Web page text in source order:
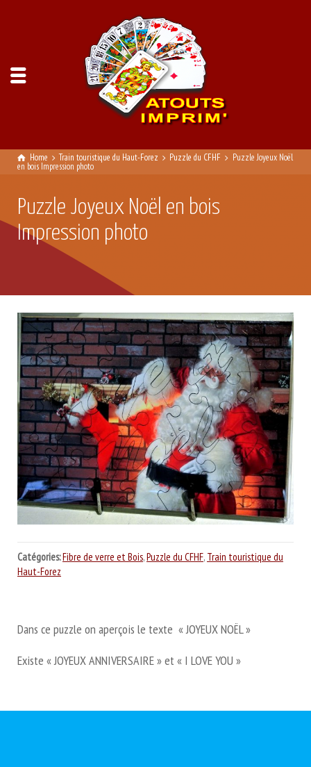
Home Train touristique du Haut-Forez Puzzle du CFHF Puzzle Joyeux Noël
en bois Impression photo
Puzzle Joyeux Noël en bois
Impression photo
Catégories:Fibre de verre et Bois,Puzzle du CFHF, Train touristique du
Haut-Forez
Dans ce puzzle on aperçois le texte « JOYEUX NOËL »
Existe « JOYEUX ANNIVERSAIRE » et « I LOVE YOU »